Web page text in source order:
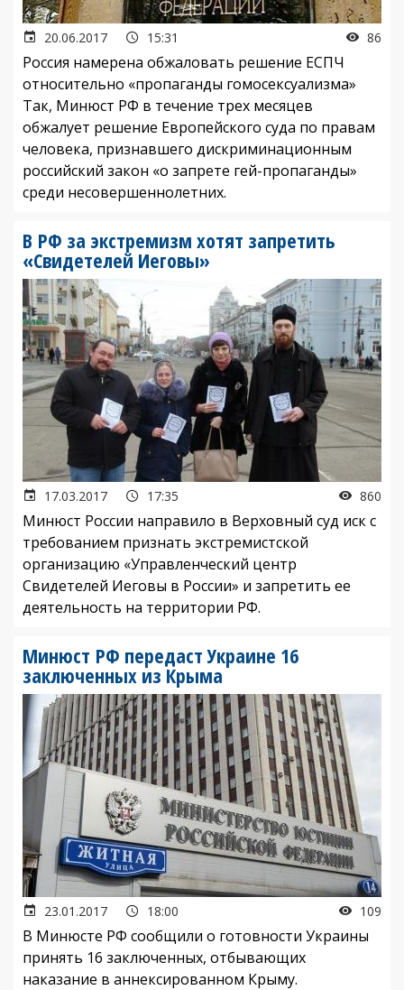
20.06.2017 15:31 86
Россия намерена обжаловать решение ЕСПЧ
относительно «пропаганды гомосексуализма»
Так, Минюст РФ в течение трех месяцев
обжалует решение Европейского суда по правам
человека, признавшего дискриминационным
российский закон «о запрете гей-пропаганды»
среди несовершеннолетних.
В РФ за экстремизм хотят запретить
«Свидетелей Иеговы»
17.03.2017 17:35 860
Минюст России направило в Верховный суд иск с
требованием признать экстремистской
организацию «Управленческий центр
Свидетелей Иеговы в России» и запретить ее
деятельность на территории РФ.
Минюст РФ передаст Украине 16
заключенных из Крыма
23.01.2017 18:00 109
В Минюсте РФ сообщили о готовности Украины
принять 16 заключенных, отбывающих
наказание в аннексированном Крыму.